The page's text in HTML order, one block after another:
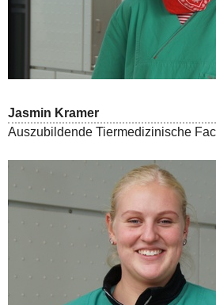
Jasmin Kramer
Auszubildende Tiermedizinische